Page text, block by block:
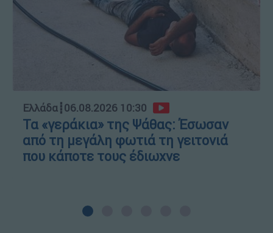
Ελλάδα┋06.08.2026 10:30
Τα «γεράκια» της Ψάθας: Έσωσαν
από τη μεγάλη φωτιά τη γειτονιά
που κάποτε τους έδιωχνε